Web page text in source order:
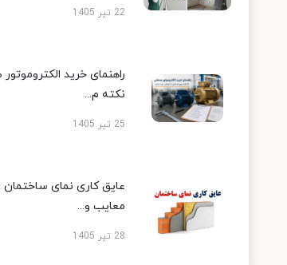
22 تیر 1405
نکته م...
25 تیر 1405
عایق کاری نمای ساختمان |
معایب و...
28 تیر 1405